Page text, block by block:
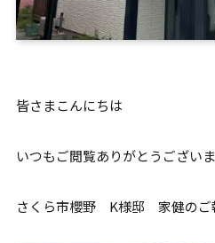
皆さまこんにちは
いつもご閲覧ありがとうござい
さくら市櫻野 K様邸 家健のご